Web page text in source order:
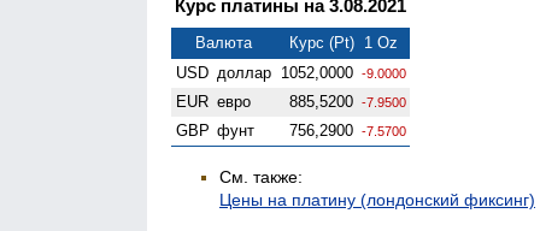
Курс платины на 3.08.2021
Валюта
Курс (Pt) 1 Oz
USD доллар 1052,0000 -9.0000
EUR евро 885,5200 -7.9500
GBP фунт 756,2900 -7.5700
См. также:
Цены на платину (лондонский фиксинг)